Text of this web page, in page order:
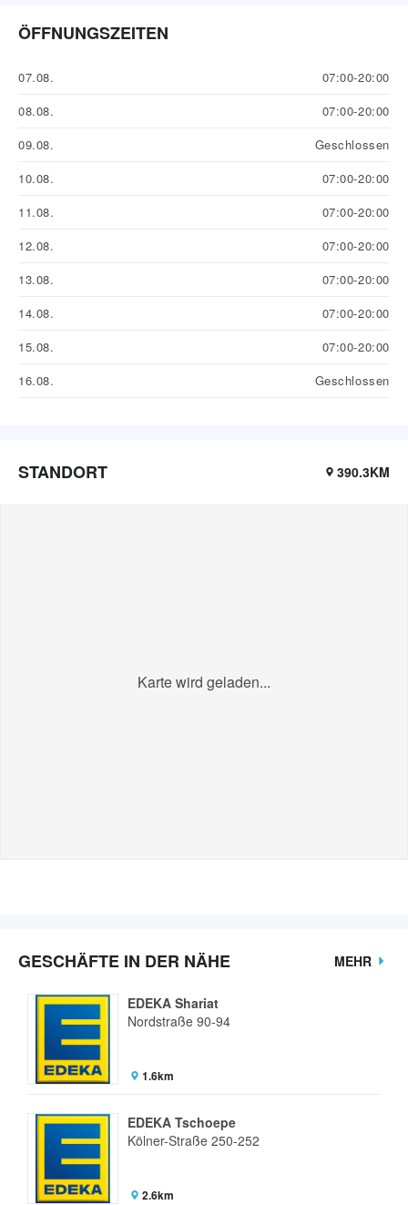
ÖFFNUNGSZEITEN
07.08.
07:00-20:00
08.08.
07:00-20:00
09.08.
Geschlossen
10.08.
07:00-20:00
11.08.
07:00-20:00
12.08.
07:00-20:00
13.08.
07:00-20:00
14.08.
07:00-20:00
15.08.
07:00-20:00
16.08.
Geschlossen
STANDORT 390.3KM
Karte wird geladen...
GESCHÄFTE IN DER NÄHE MEHR
EDEKA Shariat
Nordstraße 90-94
1.6km
EDEKA Tschoepe
Kölner-Straße 250-252
2.6km